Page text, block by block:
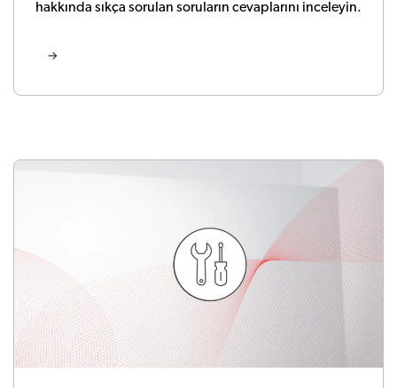
hakkında sıkça sorulan soruların cevaplarını inceleyin.